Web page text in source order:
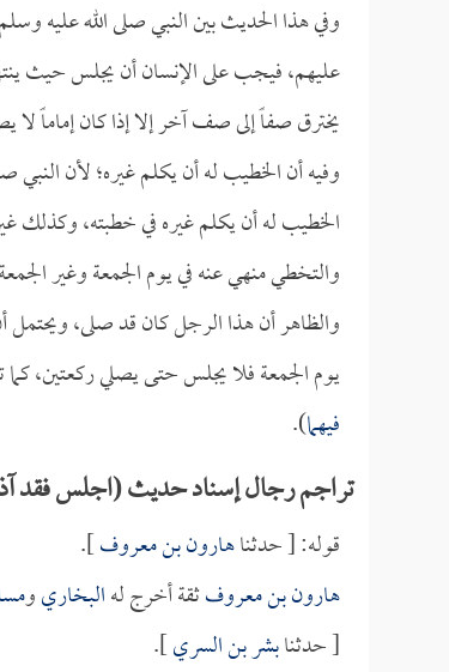
وفي هذا الحديث بين النبي صلى الله عليه
عليهم، فيجب على الإنسان أن يجلس حيث
يخترق صفاً إلى صف آخر إلا إذا كان إماماً لا
وفيه أن الخطيب له أن يكلم غيره؛ لأن
الخطيب له أن يكلم غيره في خطبته، وكذلك
والتخطي منهي عنه في يوم الجمعة وغير
والظاهر أن هذا الرجل كان قد صلى،
يوم الجمعة فلا يجلس حتى يصلي ركعتين،
فيهما).
تراجم رجال إسناد حديث (اجلس فقد
قوله: [ حدثناهارون بن معروف].
هارون بن معروفثقة أخرج لهالبخاريو
[ حدثنابشر بن السري].